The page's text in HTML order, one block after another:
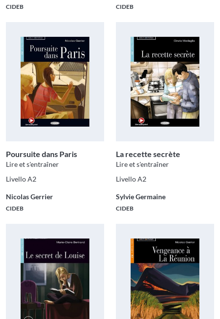
CIDEB CIDEB
Poursuite dans Paris
Lire et s'entraîner
Livello A2
Nicolas Gerrier
CIDEB
La recette secrète
Lire et s'entraîner
Livello A2
Sylvie Germaine
CIDEB